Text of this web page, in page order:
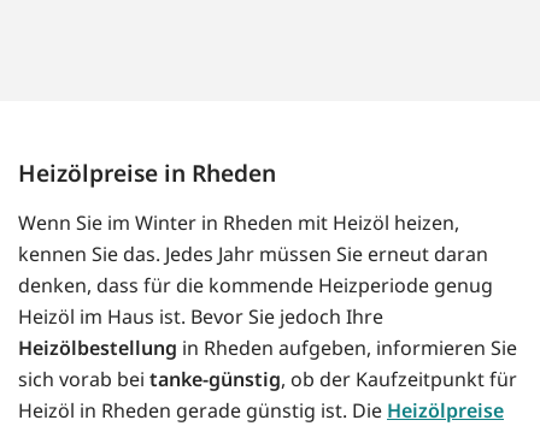
Heizölpreise in Rheden
Wenn Sie im Winter in Rheden mit Heizöl heizen,
kennen Sie das. Jedes Jahr müssen Sie erneut daran
denken, dass für die kommende Heizperiode genug
Heizöl im Haus ist. Bevor Sie jedoch Ihre
Heizölbestellung in Rheden aufgeben, informieren Sie
sich vorab bei tanke-günstig, ob der Kaufzeitpunkt für
Heizöl in Rheden gerade günstig ist. Die Heizölpreise